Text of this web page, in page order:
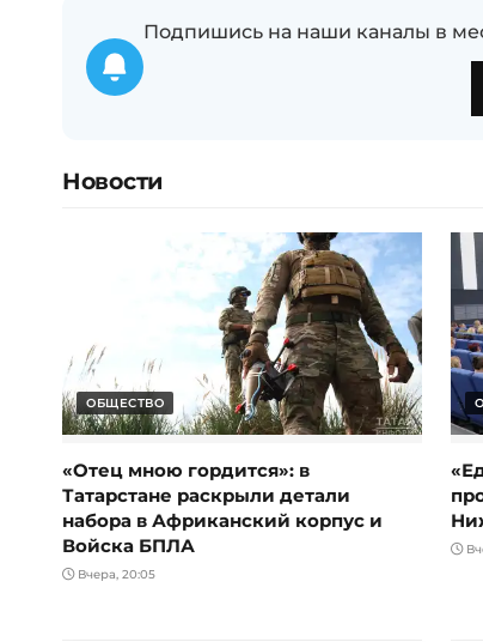
Подпишись на наши каналы в
Новости
ОБЩЕСТВО
«Отец мною гордится»: в
Татарстане раскрыли детали
набора в Африканский корпус и
Войска БПЛА
Вчера, 20:05